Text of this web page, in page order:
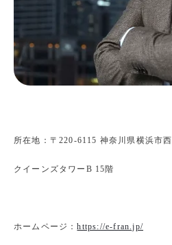
所在地：〒220-6115 神奈川県横浜市
クイーンズタワーB 15階
ホームページ：https://e-fran.jp/